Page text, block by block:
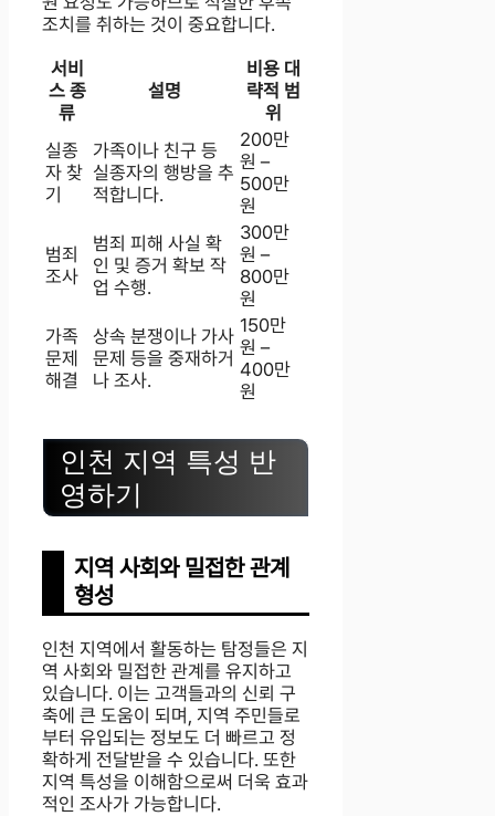
조치를 취하는 것이 중요합니다.
서비
스 종
류
설명
비용 대
략적 범
위
실종
자 찾
기
가족이나 친구 등
실종자의 행방을 추
적합니다.
200만
원 –
500만
원
범죄
조사
범죄 피해 사실 확
인 및 증거 확보 작
업 수행.
300만
원 –
800만
원
가족
문제
해결
상속 분쟁이나 가사
문제 등을 중재하거
나 조사.
150만
원 –
400만
원
인천 지역 특성 반
영하기
지역 사회와 밀접한 관계
형성
인천 지역에서 활동하는 탐정들은 지
역 사회와 밀접한 관계를 유지하고
있습니다. 이는 고객들과의 신뢰 구
축에 큰 도움이 되며, 지역 주민들로
부터 유입되는 정보도 더 빠르고 정
확하게 전달받을 수 있습니다. 또한
지역 특성을 이해함으로써 더욱 효과
적인 조사가 가능합니다.